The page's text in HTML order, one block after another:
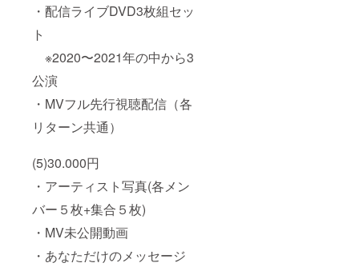
・配信ライブDVD3枚組セッ
ト
※2020〜2021年の中から3
公演
・MVフル先行視聴配信（各
リターン共通）
(5)30.000円
・アーティスト写真(各メン
バー５枚+集合５枚)
・MV未公開動画
・あなただけのメッセージ